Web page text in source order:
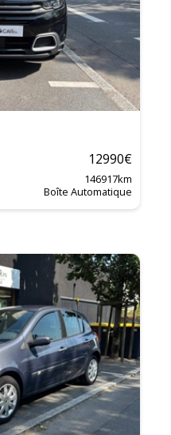
12990€
146917km
Boîte Automatique